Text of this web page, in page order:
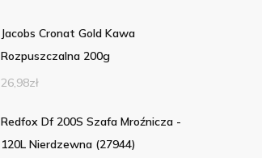
Jacobs Cronat Gold Kawa
Rozpuszczalna 200g
26,98zł
Redfox Df 200S Szafa Mroźnicza -
120L Nierdzewna (27944)